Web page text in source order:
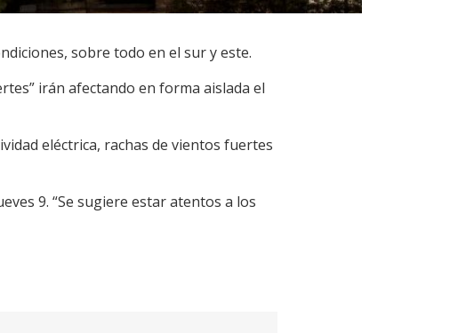
sobre todo en el sur y este.
irán afectando en forma aislada el
eléctrica, rachas de vientos fuertes
9. “Se sugiere estar atentos a los